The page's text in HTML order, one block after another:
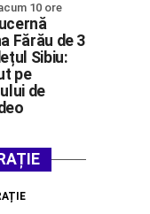
10 ore
Fărău de 3
Sibiu:
pe
de